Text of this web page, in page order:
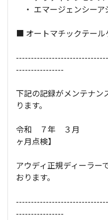
・ エマージェンシーア
■ オートマチックテール
----------------
下記の記録がメンテナン
ります。
令和 ７年 ３月
ヶ月点検】
アウディ正規ディーラー
おります。
----------------